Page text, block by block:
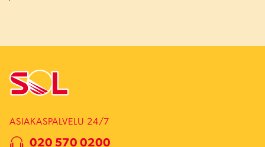
ASIAKASPALVELU 24/7
020 570 0200